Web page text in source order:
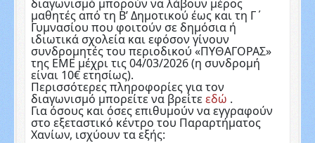
διαγωνισμό μπορούν να λάβουν μέρος
μαθητές από τη Β’ Δημοτικού έως και τη Γ΄
Γυμνασίου που φοιτούν σε δημόσια ή
ιδιωτικά σχολεία και εφόσον γίνουν
συνδρομητές του περιοδικού «ΠΥΘΑΓΟΡΑΣ»
της ΕΜΕ μέχρι τις 04/03/2026 (η συνδρομή
είναι 10€ ετησίως).
Περισσότερες πληροφορίες για τον
διαγωνισμό μπορείτε να βρείτεεδώ .
Για όσους και όσες επιθυμούν να εγγραφούν
στο εξεταστικό κέντρο του Παραρτήματος
Χανίων, ισχύουν τα εξής: